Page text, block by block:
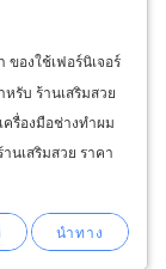
องใช้เฟอร์นิเจอร์
รับ ร้านเสริมสวย
รื่องมือช่างทำผม
นเสริมสวย ราคา